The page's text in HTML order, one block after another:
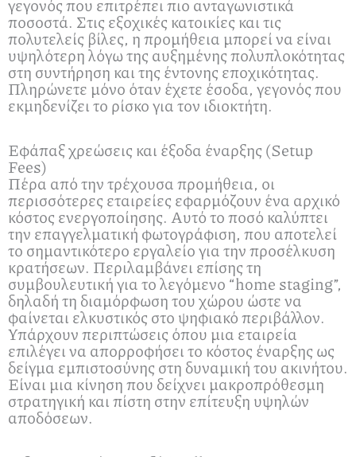
γεγονός που επιτρέπει πιο ανταγωνιστικά
ποσοστά. Στις εξοχικές κατοικίες και τις
πολυτελείς βίλες, η προμήθεια μπορεί να είναι
υψηλότερη λόγω της αυξημένης πολυπλοκότητας
στη συντήρηση και της έντονης εποχικότητας.
Πληρώνετε μόνο όταν έχετε έσοδα, γεγονός που
εκμηδενίζει το ρίσκο για τον ιδιοκτήτη.
Εφάπαξ χρεώσεις και έξοδα έναρξης (Setup
Fees)
Πέρα από την τρέχουσα προμήθεια, οι
περισσότερες εταιρείες εφαρμόζουν ένα αρχικό
κόστος ενεργοποίησης. Αυτό το ποσό καλύπτει
την επαγγελματική φωτογράφιση, που αποτελεί
το σημαντικότερο εργαλείο για την προσέλκυση
κρατήσεων. Περιλαμβάνει επίσης τη
συμβουλευτική για το λεγόμενο “home staging”,
δηλαδή τη διαμόρφωση του χώρου ώστε να
φαίνεται ελκυστικός στο ψηφιακό περιβάλλον.
Υπάρχουν περιπτώσεις όπου μια εταιρεία
επιλέγει να απορροφήσει το κόστος έναρξης ως
δείγμα εμπιστοσύνης στη δυναμική του ακινήτου.
Είναι μια κίνηση που δείχνει μακροπρόθεσμη
στρατηγική και πίστη στην επίτευξη υψηλών
αποδόσεων.